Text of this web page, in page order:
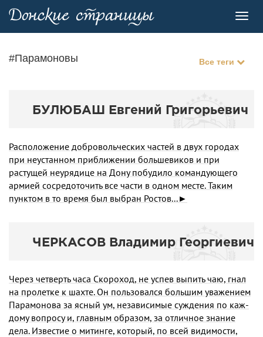
#Парамоновы Все теги
БУЛЮБАШ Евгений Григорьевич
Расположение добровольческих частей в двух городах
при неустанном приближении большевиков и при
растущей неурядице на Дону побудило командующего
армией сосредоточить все части в одном месте. Таким
пунктом в то время был выбран Ростов...►
ЧЕРКАСОВ Владимир Георгиевич
Через четверть часа Скороход, не успев выпить чаю, гнал
на пролетке к шахте. Он пользовался большим уважением
Парамонова за ясный ум, независимые суждения по каж­
дому вопросу и, главным образом, за отличное знание
дела. Известие о митинге, который, по всей видимости,